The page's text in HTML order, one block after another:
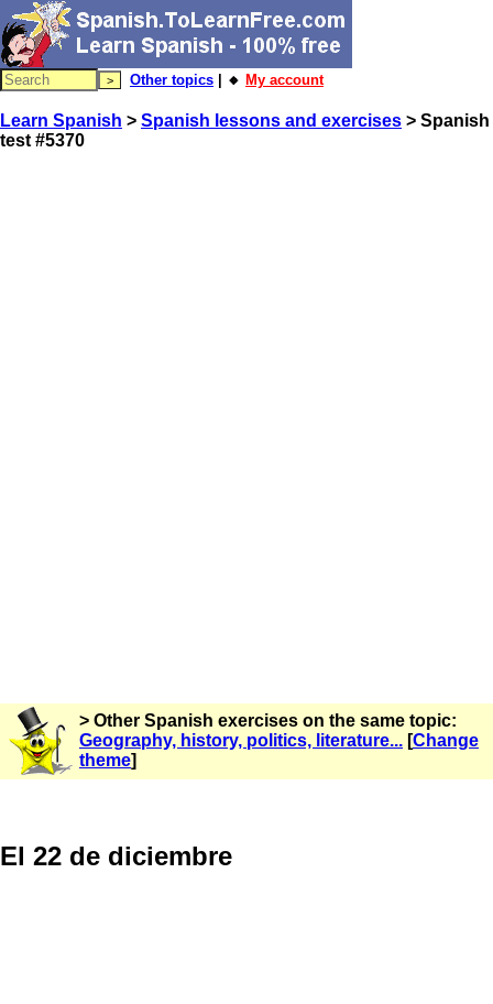
Other topics | 🔸 My account
Learn Spanish > Spanish lessons and exercises > Spanish
test #5370
> Other Spanish exercises on the same topic:
Geography, history, politics, literature... [Change
theme]
El 22 de diciembre